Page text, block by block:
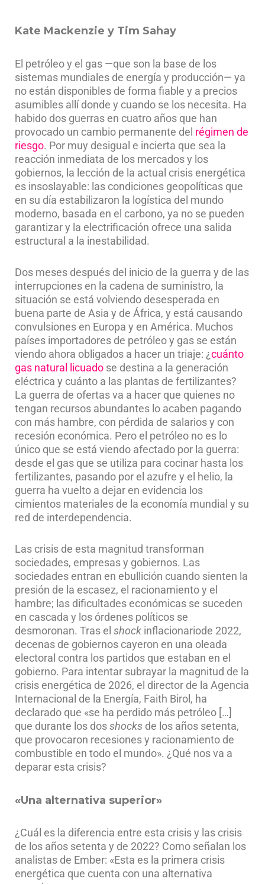
Kate Mackenzie y Tim Sahay
El petróleo y el gas —que son la base de los
sistemas mundiales de energía y producción— ya
no están disponibles de forma fiable y a precios
asumibles allí donde y cuando se los necesita. Ha
habido dos guerras en cuatro años que han
provocado un cambio permanente del régimen de
riesgo. Por muy desigual e incierta que sea la
reacción inmediata de los mercados y los
gobiernos, la lección de la actual crisis energética
es insoslayable: las condiciones geopolíticas que
en su día estabilizaron la logística del mundo
moderno, basada en el carbono, ya no se pueden
garantizar y la electrificación ofrece una salida
estructural a la inestabilidad.
Dos meses después del inicio de la guerra y de las
interrupciones en la cadena de suministro, la
situación se está volviendo desesperada en
buena parte de Asia y de África, y está causando
convulsiones en Europa y en América. Muchos
países importadores de petróleo y gas se están
viendo ahora obligados a hacer un triaje: ¿cuánto
gas natural licuado se destina a la generación
eléctrica y cuánto a las plantas de fertilizantes?
La guerra de ofertas va a hacer que quienes no
tengan recursos abundantes lo acaben pagando
con más hambre, con pérdida de salarios y con
recesión económica. Pero el petróleo no es lo
único que se está viendo afectado por la guerra:
desde el gas que se utiliza para cocinar hasta los
fertilizantes, pasando por el azufre y el helio, la
guerra ha vuelto a dejar en evidencia los
cimientos materiales de la economía mundial y su
red de interdependencia.
Las crisis de esta magnitud transforman
sociedades, empresas y gobiernos. Las
sociedades entran en ebullición cuando sienten la
presión de la escasez, el racionamiento y el
hambre; las dificultades económicas se suceden
en cascada y los órdenes políticos se
desmoronan. Tras el shock inflacionariode 2022,
decenas de gobiernos cayeron en una oleada
electoral contra los partidos que estaban en el
gobierno. Para intentar subrayar la magnitud de la
crisis energética de 2026, el director de la Agencia
Internacional de la Energía, Faith Birol, ha
declarado que «se ha perdido más petróleo […]
que durante los dosshocks de los años setenta,
que provocaron recesiones y racionamiento de
combustible en todo el mundo». ¿Qué nos va a
deparar esta crisis?
«Una alternativa superior»
¿Cuál es la diferencia entre esta crisis y las crisis
de los años setenta y de 2022? Como señalan los
analistas de Ember: «Esta es la primera crisis
energética que cuenta con una alternativa